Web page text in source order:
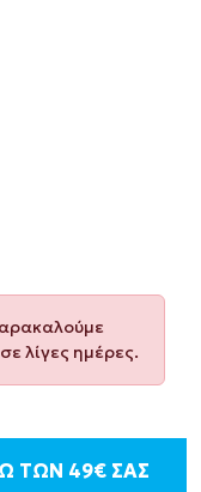
λίγες ημέρες.
ΤΩΝ 49€ ΣΑΣ